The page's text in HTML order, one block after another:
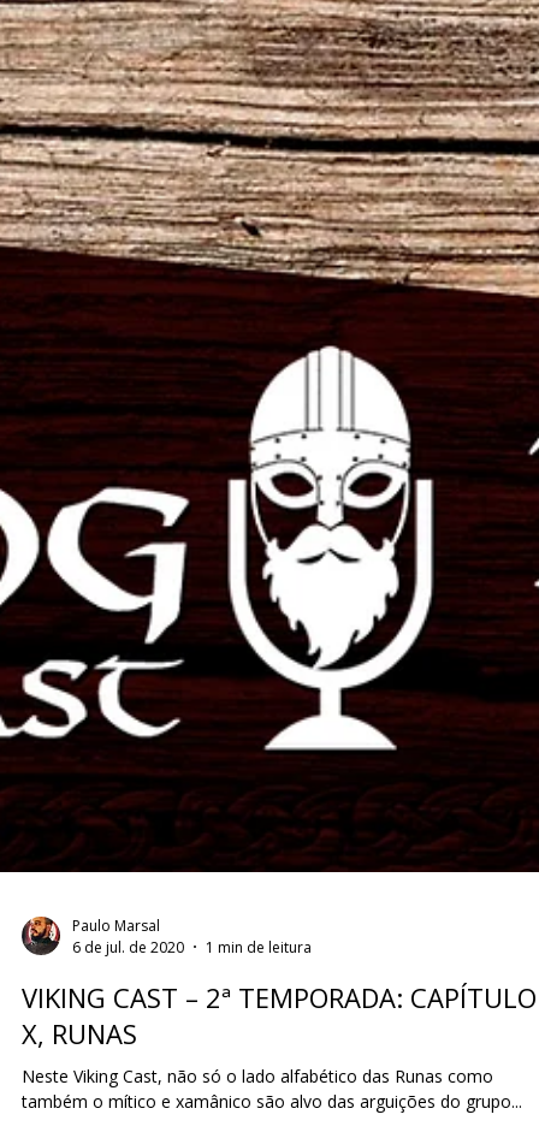
Paulo Marsal
13 de jul. de 2020
1 min de leitura
VIKING CAST – 2ª TEMPORADA: CAPÍTULO
XI, TATUAGENS
Este Viking Cast discorre sobre as diferenças das tatuagens
contemporâneas e as medievais, sobre evidências de tatuagens
Escandinávia...